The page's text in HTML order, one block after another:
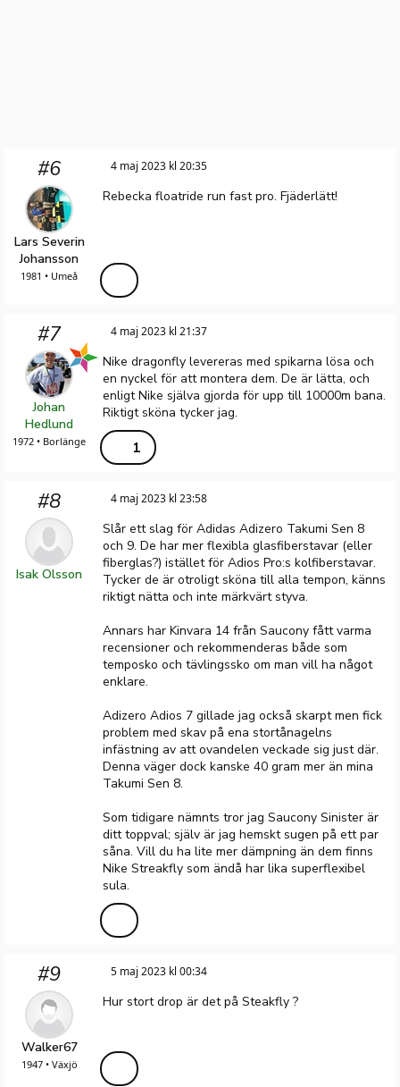
#6
Lars Severin
Johansson
1981 • Umeå
4 maj 2023 kl 20:35
Rebecka floatride run fast pro. Fjäderlätt!
#7
Johan
Hedlund
1972 • Borlänge
4 maj 2023 kl 21:37
Nike dragonfly levereras med spikarna lösa och
en nyckel för att montera dem. De är lätta, och
enligt Nike själva gjorda för upp till 10000m bana.
Riktigt sköna tycker jag.
1
#8
Isak Olsson
4 maj 2023 kl 23:58
Slår ett slag för Adidas Adizero Takumi Sen 8
och 9. De har mer flexibla glasfiberstavar (eller
fiberglas?) istället för Adios Pro:s kolfiberstavar.
Tycker de är otroligt sköna till alla tempon, känns
riktigt nätta och inte märkvärt styva.
Annars har Kinvara 14 från Saucony fått varma
recensioner och rekommenderas både som
temposko och tävlingssko om man vill ha något
enklare.
Adizero Adios 7 gillade jag också skarpt men fick
problem med skav på ena stortånagelns
infästning av att ovandelen veckade sig just där.
Denna väger dock kanske 40 gram mer än mina
Takumi Sen 8.
Som tidigare nämnts tror jag Saucony Sinister är
ditt toppval; själv är jag hemskt sugen på ett par
såna. Vill du ha lite mer dämpning än dem finns
Nike Streakfly som ändå har lika superflexibel
sula.
#9
Walker67
1947 • Växjö
5 maj 2023 kl 00:34
Hur stort drop är det på Steakfly ?